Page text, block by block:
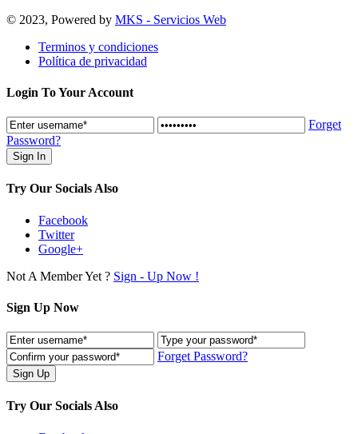
© 2023, Powered by MKS - Servicios Web
Terminos y condiciones
Política de privacidad
Login To Your Account
Forget
Password?
Try Our Socials Also
Facebook
Twitter
Google+
Not A Member Yet ? Sign - Up Now !
Sign Up Now
Forget Password?
Try Our Socials Also